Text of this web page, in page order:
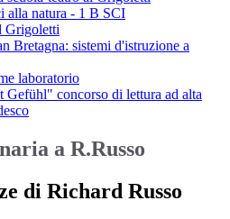
alla natura - 1 B SCI
Bretagna: sistemi d'istruzione a
laboratorio
Gefühl" concorso di lettura ad alta
a R.Russo
di Richard Russo